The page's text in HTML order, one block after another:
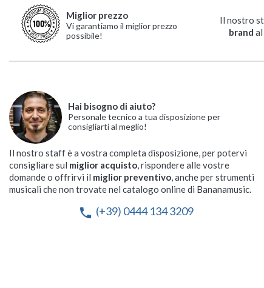
Miglior prezzo
Vi garantiamo il miglior prezzo
possibile!
Il nostro
brand
Hai bisogno di aiuto?
Personale tecnico a tua disposizione per
consigliarti al meglio!
Il nostro staff è a vostra completa disposizione, per potervi
consigliare sul miglior acquisto, rispondere alle vostre
domande o offrirvi il miglior preventivo, anche per strumenti
musicali che non trovate nel catalogo online di Bananamusic.
phone (+39) 0444 134 3209